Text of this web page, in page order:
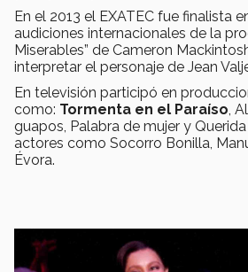
En el 2013 el EXATEC fue finalista
audiciones internacionales de la
Miserables” de Cameron
interpretar el personaje de Jean
En televisión participó en
como: Tormenta en el Paraíso ,
guapos, Palabra de mujer y
actores como Socorro Bonilla,
Évora.